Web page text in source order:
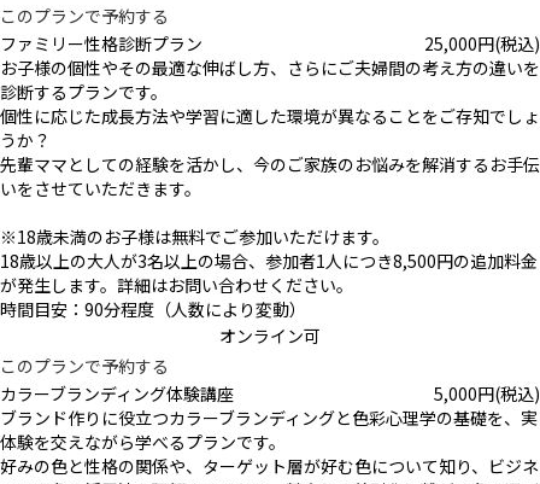
このプランで予約する
ファミリー性格診断プラン
25,000円(税込)
お子様の個性やその最適な伸ばし方、さらにご夫婦間の考え方の違いを
診断するプランです。
個性に応じた成長方法や学習に適した環境が異なることをご存知でしょ
うか？
先輩ママとしての経験を活かし、今のご家族のお悩みを解消するお手伝
いをさせていただきます。
※18歳未満のお子様は無料でご参加いただけます。
18歳以上の大人が3名以上の場合、参加者1人につき8,500円の追加料金
が発生します。詳細はお問い合わせください。
時間目安：90分程度（人数により変動）
オンライン可
このプランで予約する
カラーブランディング体験講座
5,000円(税込)
ブランド作りに役立つカラーブランディングと色彩心理学の基礎を、実
体験を交えながら学べるプランです。
好みの色と性格の関係や、ターゲット層が好む色について知り、ビジネ